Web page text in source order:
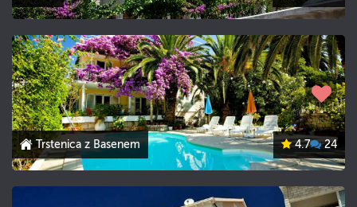
Trstenica z Basenem 4.7 24